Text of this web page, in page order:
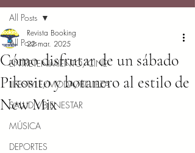
All Posts
ENTRETENIMIENTO/CINE
LIFESTYLE/MODA/BELLEZA
SALUD Y BIENESTAR
MÚSICA
DEPORTES
All Posts
Cómo disfrutar de un sábado
Pikosito y botanero al estilo de
New Mix
Revista Booking
22 mar. 2025